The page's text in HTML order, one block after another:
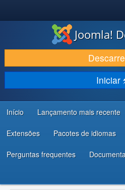
DESCARREGAR E EVOLUIR
DESCOBRIR E APRENDER
COMUNIDADE E SUPORTE
RECURSOS PARA PROGRAMADORES
Joomla!
Iniciar
Início Lançamento mais recente
Extensões Pacotes de idiomas
Perguntas frequentes